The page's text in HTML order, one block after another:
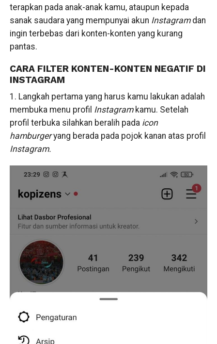
terapkan pada anak-anak kamu, ataupun kepada
sanak saudara yang mempunyai akun Instagram dan
ingin terbebas dari konten-konten yang kurang
pantas.
CARA FILTER KONTEN-KONTEN NEGATIF DI
INSTAGRAM
1. Langkah pertama yang harus kamu lakukan adalah
membuka menu profil Instagramkamu. Setelah
profil terbuka silahkan beralih pada icon
hamburgeryang berada pada pojok kanan atas profil
Instagram.